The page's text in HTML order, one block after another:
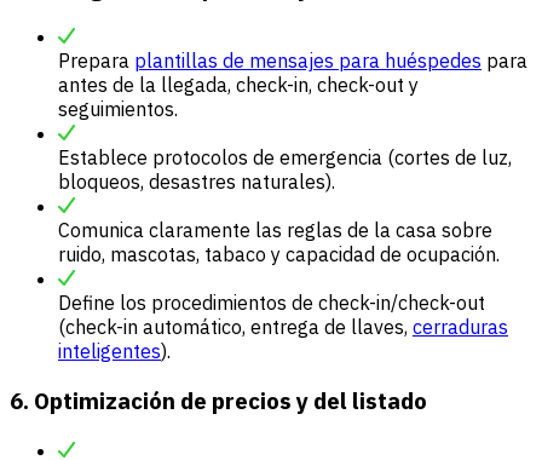
Prepara plantillas de mensajes para huéspedes para
antes de la llegada, check-in, check-out y
seguimientos.
Establece protocolos de emergencia (cortes de luz,
bloqueos, desastres naturales).
Comunica claramente las reglas de la casa sobre
ruido, mascotas, tabaco y capacidad de ocupación.
Define los procedimientos de check-in/check-out
(check-in automático, entrega de llaves, cerraduras
inteligentes).
6. Optimización de precios y del listado